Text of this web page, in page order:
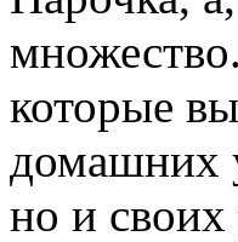
которые
домашних
но и